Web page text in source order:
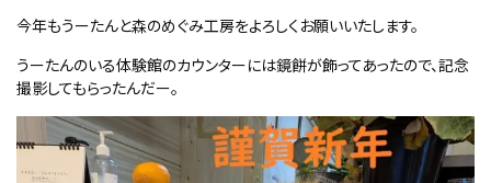
今年もうーたんと森のめぐみ工房をよろしくお願いいたします。
うーたんのいる体験館のカウンターには鏡餅が飾ってあったので、記念
撮影してもらったんだー。